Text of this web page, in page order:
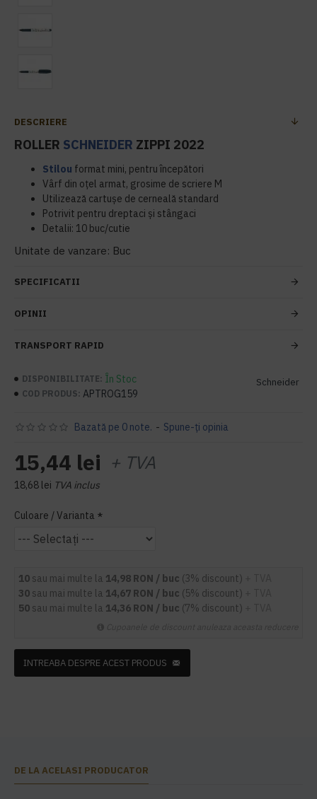
DESCRIERE
ROLLER SCHNEIDER ZIPPI 2022
Stilou format mini, pentru începători
Vârf din oțel armat, grosime de scriere M
Utilizează cartușe de cerneală standard
Potrivit pentru dreptaci și stângaci
Detalii: 10 buc/cutie
Unitate de vanzare: Buc
SPECIFICATII
OPINII
TRANSPORT RAPID
DISPONIBILITATE: În Stoc
COD PRODUS: APTROG159
Schneider
Bazată pe 0 note. - Spune-ţi opinia
15,44 lei + TVA
18,68 lei TVA inclus
Culoare / Varianta
10 sau mai multe la 14,98 RON / buc (3% discount)
30 sau mai multe la 14,67 RON / buc (5% discount)
50 sau mai multe la 14,36 RON / buc (7% discount)
INTREABA DESPRE ACEST PRODUS
DE LA ACELASI PRODUCATOR